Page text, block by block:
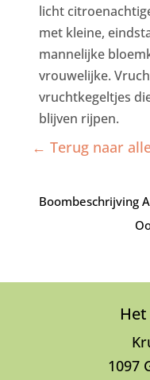
licht
met kleine,
mannelijke
vrouwelijke.
vruchtkegeltjes
blijven rijpen.
← Terug naar
Boombeschrijving
1097